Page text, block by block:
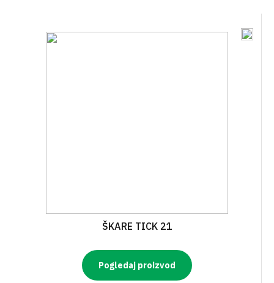
ŠKARE TICK 21
Pogledaj proizvod